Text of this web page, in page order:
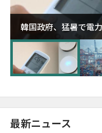
韓国政府、猛暑で電
に需給対応体制を点検
最新ニュース